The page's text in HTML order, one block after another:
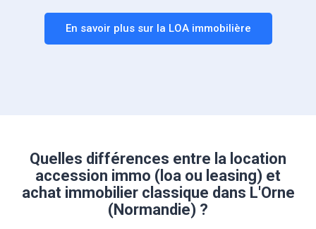
En savoir plus sur la LOA immobilière
Quelles différences entre la location
accession immo (loa ou leasing) et
achat immobilier classique dans L'Orne
(Normandie) ?